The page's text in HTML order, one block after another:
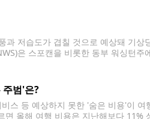
저습도가 겹칠 것으로 예상돼 기상
은 스포캔을 비롯한 동부 워싱턴주
범'은?
스 등 예상하지 못한 '숨은 비용'이 여
올해 여행 비용은 지난해보다 11%